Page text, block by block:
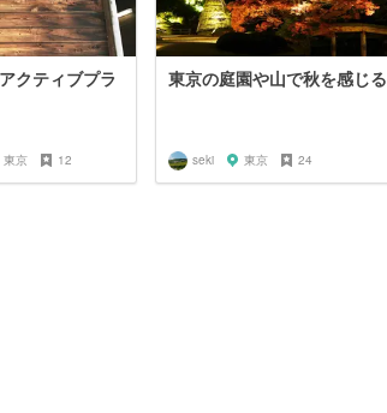
クティブプラ
東京 12
東京の庭園や山で秋を感じる
seki 東京 24